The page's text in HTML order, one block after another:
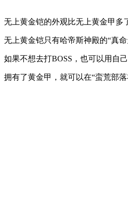
无上黄金铠的外观比无上黄金甲多
无上黄金铠只有哈帝斯神殿的“真命
如果不想去打BOSS，也可以用自
拥有了黄金甲，就可以在“蛮荒部